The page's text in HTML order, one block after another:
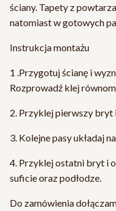
ściany. Tapety z
natomiast w gotowych
Instrukcja montażu
1 .Przygotuj ścianę i
Rozprowadź klej
2. Przyklej pierwszy bryt
3. Kolejne pasy układaj
4. Przyklej ostatni bryt i
suficie oraz podłodze.
Do zamówienia